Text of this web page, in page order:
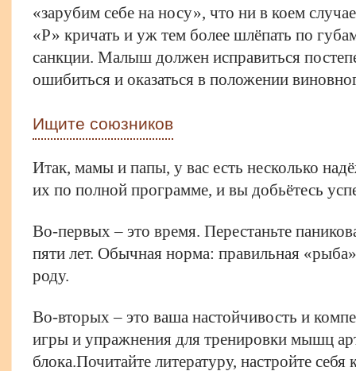
«зарубим себе на носу», что ни в коем
«Р» кричать и уж тем более шлёпать по
санкции. Малыш должен исправиться
ошибиться и оказаться в положении
Ищите союзников
Итак, мамы и папы, у вас есть несколько
их по полной программе, и вы добьётесь
Во-первых – это время. Перестаньте
пяти лет. Обычная норма: правильная
роду.
Во-вторых – это ваша настойчивость и
игры и упражнения для тренировки мышц
блока.Почитайте литературу, настройте